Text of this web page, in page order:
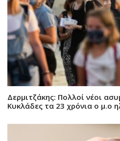
Δερμιτζάκης: Πολλοί νέοι
Κυκλάδες τα 23 χρόνια ο μ.ο